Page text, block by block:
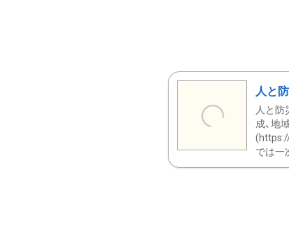
人と
人と防
成、地
では一